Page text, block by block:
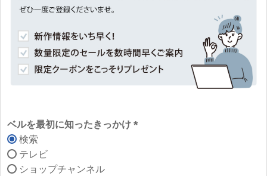
ベルを最初に知ったきっかけ
検索
テレビ
ショップチャンネル